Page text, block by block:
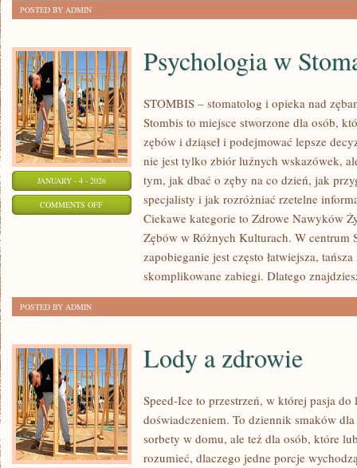
POSTED BY ADMIN
JANUARY - 4 - 2026
COMMENTS OFFON
PSYCHOLOGIA
STOMATOLOGII
Psychologia w
STOMBIS – stomatolog i opieka nad
Stombis to miejsce stworzone dla osób,
zębów i dziąseł i podejmować lepsze
nie jest tylko zbiór luźnych wskazówek,
tym, jak dbać o zęby na co dzień, jak
specjalisty i jak rozróżniać rzetelne
Ciekawe kategorie to Zdrowe Nawyków
Zębów w Różnych Kulturach. W centrum
zapobieganie jest często łatwiejsza,
skomplikowane zabiegi. Dlatego
POSTED BY ADMIN
Lody a zdrowie
Speed-Ice to przestrzeń, w której pasja
doświadczeniem. To dziennik smaków
sorbety w domu, ale też dla osób, które
rozumieć, dlaczego jedne porcje